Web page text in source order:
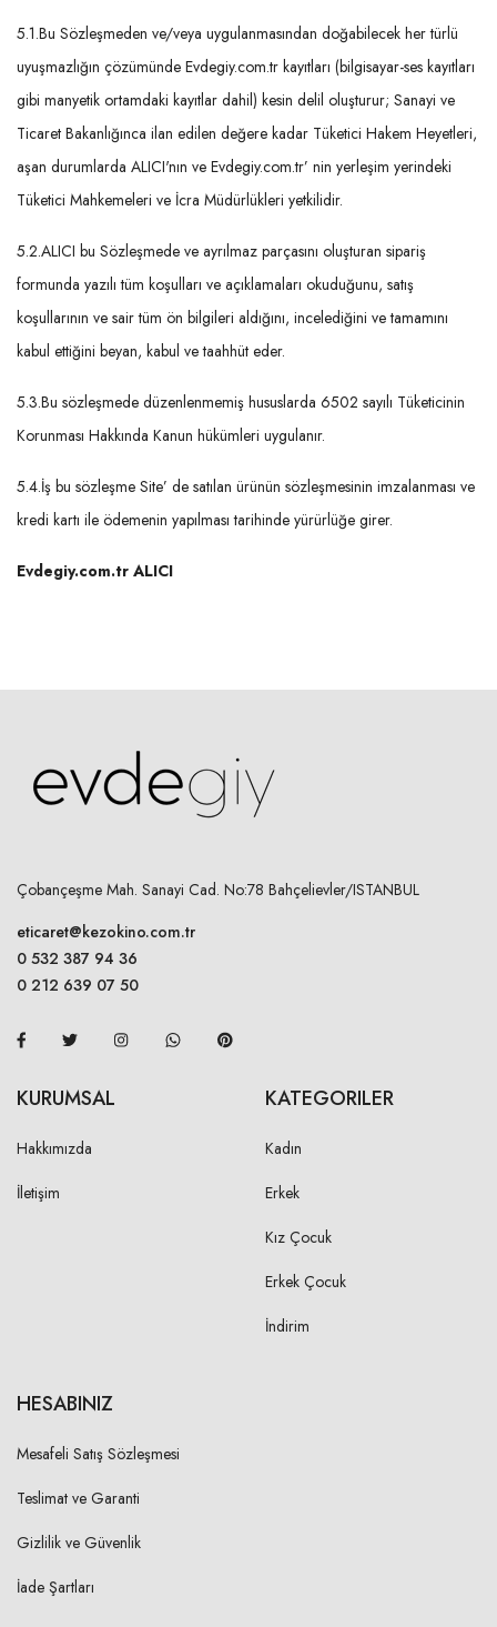
5.1.Bu Sözleşmeden ve/veya uygulanmasından doğabilecek her türlü
uyuşmazlığın çözümünde Evdegiy.com.tr kayıtları (bilgisayar-ses kayıtları
gibi manyetik ortamdaki kayıtlar dahil) kesin delil oluşturur; Sanayi ve
Ticaret Bakanlığınca ilan edilen değere kadar Tüketici Hakem Heyetleri,
aşan durumlarda ALICI'nın ve Evdegiy.com.tr’ nin yerleşim yerindeki
Tüketici Mahkemeleri ve İcra Müdürlükleri yetkilidir.
5.2.ALICI bu Sözleşmede ve ayrılmaz parçasını oluşturan sipariş
formunda yazılı tüm koşulları ve açıklamaları okuduğunu, satış
koşullarının ve sair tüm ön bilgileri aldığını, incelediğini ve tamamını
kabul ettiğini beyan, kabul ve taahhüt eder.
5.3.Bu sözleşmede düzenlenmemiş hususlarda 6502 sayılı Tüketicinin
Korunması Hakkında Kanun hükümleri uygulanır.
5.4.İş bu sözleşme Site’ de satılan ürünün sözleşmesinin imzalanması ve
kredi kartı ile ödemenin yapılması tarihinde yürürlüğe girer.
Evdegiy.com.tr ALICI
Çobançeşme Mah. Sanayi Cad. No:78 Bahçelievler/ISTANBUL
eticaret@kezokino.com.tr
0 532 387 94 36
0 212 639 07 50
KURUMSAL
Hakkımızda
İletişim
KATEGORILER
Kadın
Erkek
Kız Çocuk
Erkek Çocuk
İndirim
HESABINIZ
Mesafeli Satış Sözleşmesi
Teslimat ve Garanti
Gizlilik ve Güvenlik
İade Şartları